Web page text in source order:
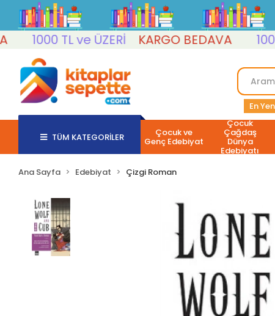
1000 TL ve ÜZERİ
KARGO BEDAVA 1000
En
TÜM KATEGORİLER Çocuk ve
Genç Edebiyat
Çocuk
Çağdaş
Dünya
Edebiyatı
Ana Sayfa Edebiyat Çizgi Roman